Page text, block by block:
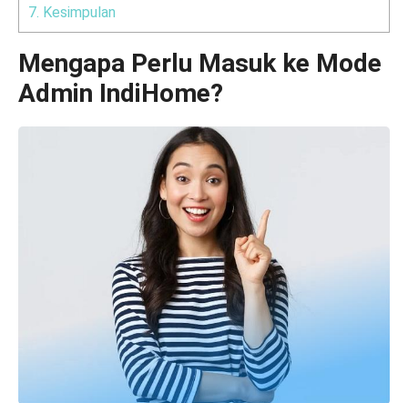
7. Kesimpulan
Mengapa Perlu Masuk ke Mode
Admin IndiHome?